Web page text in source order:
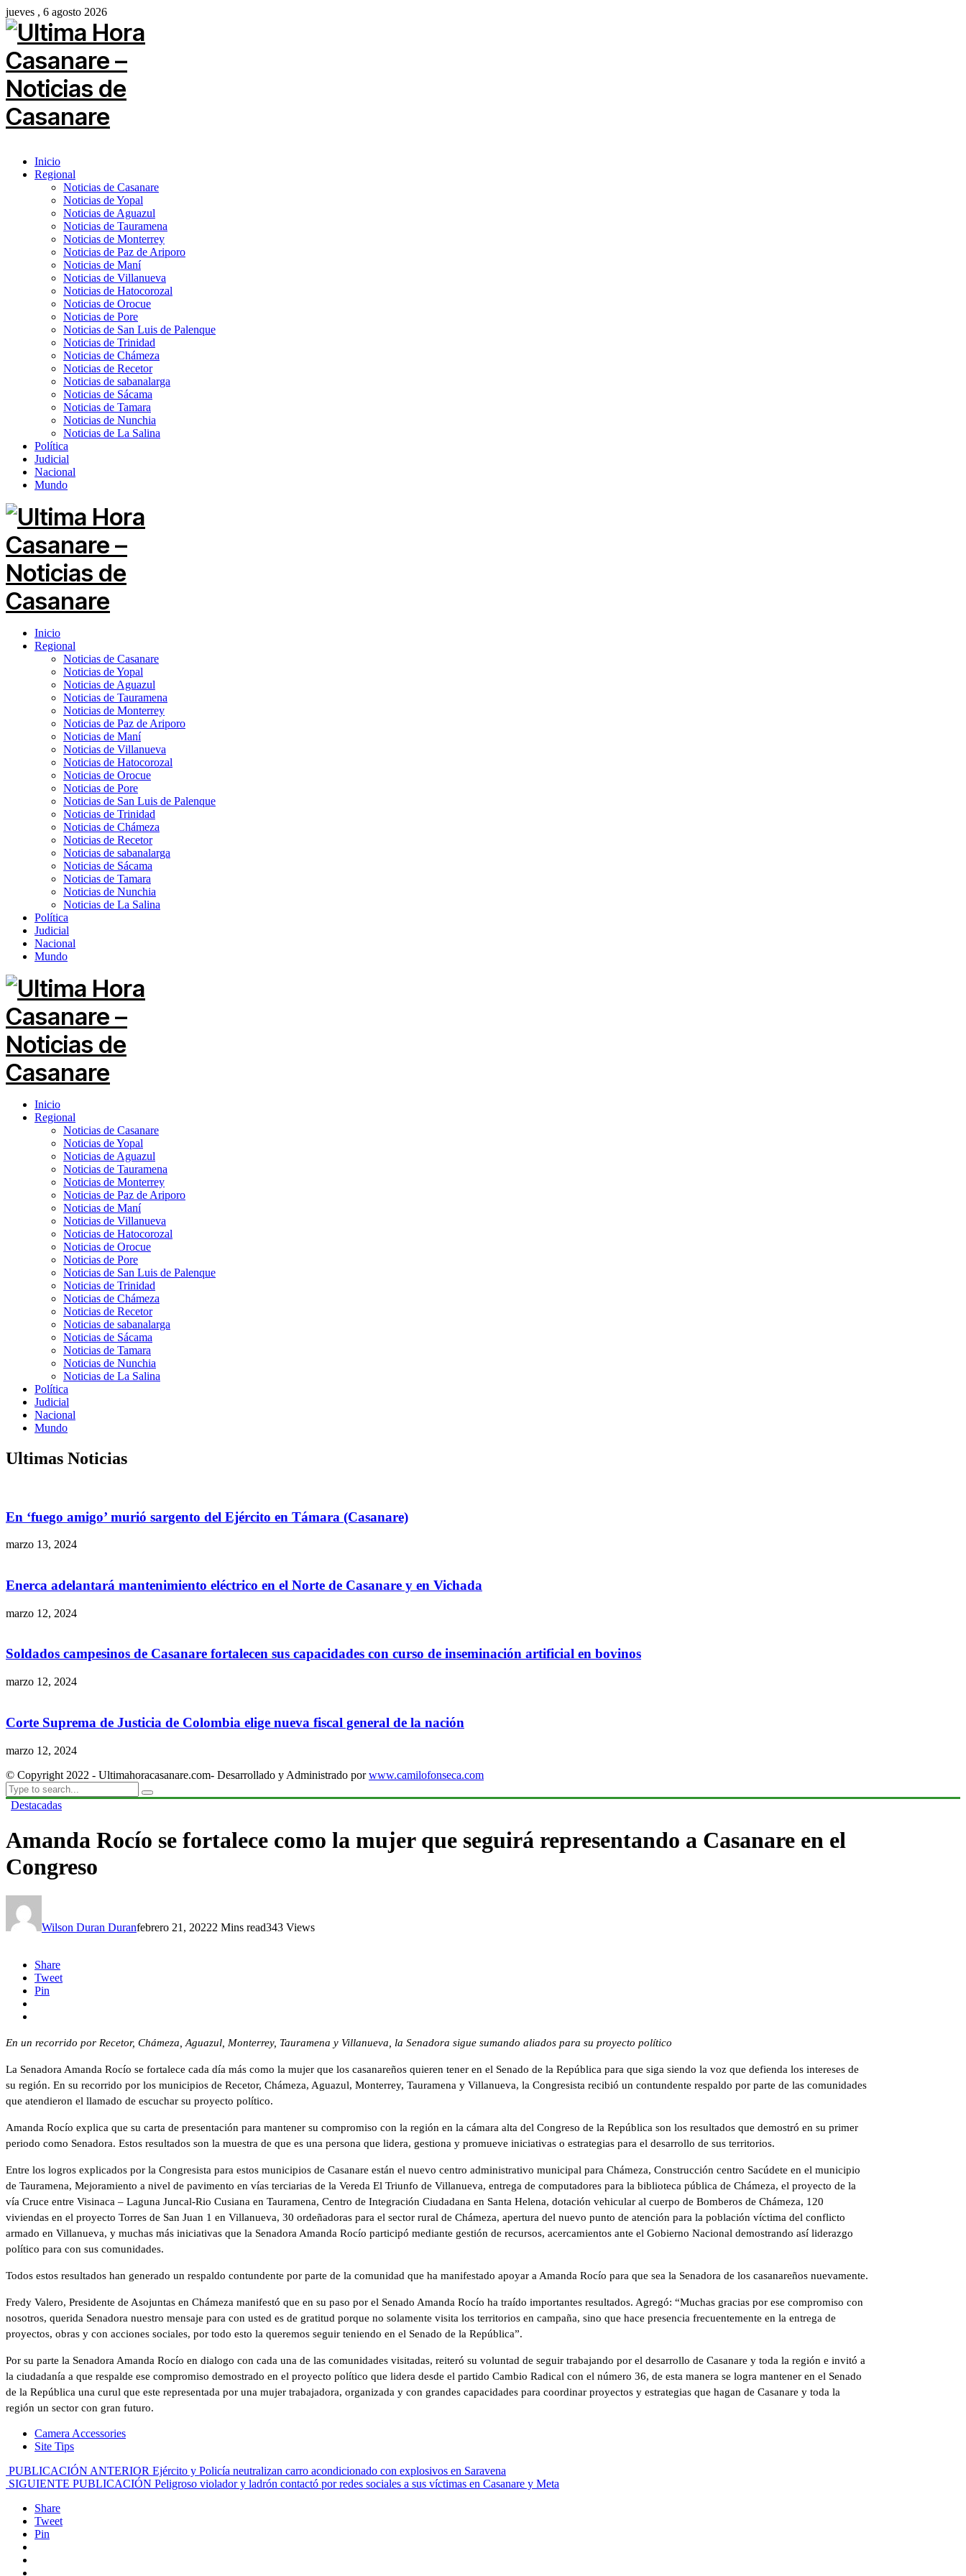
jueves , 6 agosto 2026
Inicio
Regional
Noticias de Casanare
Noticias de Yopal
Noticias de Aguazul
Noticias de Tauramena
Noticias de Monterrey
Noticias de Paz de Ariporo
Noticias de Maní
Noticias de Villanueva
Noticias de Hatocorozal
Noticias de Orocue
Noticias de Pore
Noticias de San Luis de Palenque
Noticias de Trinidad
Noticias de Chámeza
Noticias de Recetor
Noticias de sabanalarga
Noticias de Sácama
Noticias de Tamara
Noticias de Nunchia
Noticias de La Salina
Política
Judicial
Nacional
Mundo
Inicio
Regional
Noticias de Casanare
Noticias de Yopal
Noticias de Aguazul
Noticias de Tauramena
Noticias de Monterrey
Noticias de Paz de Ariporo
Noticias de Maní
Noticias de Villanueva
Noticias de Hatocorozal
Noticias de Orocue
Noticias de Pore
Noticias de San Luis de Palenque
Noticias de Trinidad
Noticias de Chámeza
Noticias de Recetor
Noticias de sabanalarga
Noticias de Sácama
Noticias de Tamara
Noticias de Nunchia
Noticias de La Salina
Política
Judicial
Nacional
Mundo
Inicio
Regional
Noticias de Casanare
Noticias de Yopal
Noticias de Aguazul
Noticias de Tauramena
Noticias de Monterrey
Noticias de Paz de Ariporo
Noticias de Maní
Noticias de Villanueva
Noticias de Hatocorozal
Noticias de Orocue
Noticias de Pore
Noticias de San Luis de Palenque
Noticias de Trinidad
Noticias de Chámeza
Noticias de Recetor
Noticias de sabanalarga
Noticias de Sácama
Noticias de Tamara
Noticias de Nunchia
Noticias de La Salina
Política
Judicial
Nacional
Mundo
Ultimas Noticias
En ‘fuego amigo’ murió sargento del Ejército en Támara (Casanare)
marzo 13, 2024
Enerca adelantará mantenimiento eléctrico en el Norte de Casanare y en Vichada
marzo 12, 2024
Soldados campesinos de Casanare fortalecen sus capacidades con curso de inseminación artificial en bovinos
marzo 12, 2024
Corte Suprema de Justicia de Colombia elige nueva fiscal general de la nación
marzo 12, 2024
© Copyright 2022 - Ultimahoracasanare.com- Desarrollado y Administrado porwww.camilofonseca.com
Destacadas
Amanda Rocío se fortalece como la mujer que seguirá representando a Casanare en el
Congreso
Wilson Duran Duranfebrero 21, 20222 Mins read343 Views
Share
Tweet
Pin
En un recorrido por Recetor, Chámeza, Aguazul, Monterrey, Tauramena y Villanueva, la Senadora sigue sumando aliados para su proyecto político
La Senadora Amanda Rocío se fortalece cada día más como la mujer que los casanareños quieren tener en el Senado de la República para que siga siendo la voz que defienda los intereses de
su región. En su recorrido por los municipios de Recetor, Chámeza, Aguazul, Monterrey, Tauramena y Villanueva, la Congresista recibió un contundente respaldo por parte de las comunidades
que atendieron el llamado de escuchar su proyecto político.
Amanda Rocío explica que su carta de presentación para mantener su compromiso con la región en la cámara alta del Congreso de la República son los resultados que demostró en su primer
periodo como Senadora. Estos resultados son la muestra de que es una persona que lidera, gestiona y promueve iniciativas o estrategias para el desarrollo de sus territorios.
Entre los logros explicados por la Congresista para estos municipios de Casanare están el nuevo centro administrativo municipal para Chámeza, Construcción centro Sacúdete en el municipio
de Tauramena, Mejoramiento a nivel de pavimento en vías terciarias de la Vereda El Triunfo de Villanueva, entrega de computadores para la biblioteca pública de Chámeza, el proyecto de la
vía Cruce entre Visinaca – Laguna Juncal-Rio Cusiana en Tauramena, Centro de Integración Ciudadana en Santa Helena, dotación vehicular al cuerpo de Bomberos de Chámeza, 120
viviendas en el proyecto Torres de San Juan 1 en Villanueva, 30 ordeñadoras para el sector rural de Chámeza, apertura del nuevo punto de atención para la población víctima del conflicto
armado en Villanueva, y muchas más iniciativas que la Senadora Amanda Rocío participó mediante gestión de recursos, acercamientos ante el Gobierno Nacional demostrando así liderazgo
político para con sus comunidades.
Todos estos resultados han generado un respaldo contundente por parte de la comunidad que ha manifestado apoyar a Amanda Rocío para que sea la Senadora de los casanareños nuevamente.
Fredy Valero, Presidente de Asojuntas en Chámeza manifestó que en su paso por el Senado Amanda Rocío ha traído importantes resultados. Agregó: “Muchas gracias por ese compromiso con
nosotros, querida Senadora nuestro mensaje para con usted es de gratitud porque no solamente visita los territorios en campaña, sino que hace presencia frecuentemente en la entrega de
proyectos, obras y con acciones sociales, por todo esto la queremos seguir teniendo en el Senado de la República”.
Por su parte la Senadora Amanda Rocío en dialogo con cada una de las comunidades visitadas, reiteró su voluntad de seguir trabajando por el desarrollo de Casanare y toda la región e invitó a
la ciudadanía a que respalde ese compromiso demostrado en el proyecto político que lidera desde el partido Cambio Radical con el número 36, de esta manera se logra mantener en el Senado
de la República una curul que este representada por una mujer trabajadora, organizada y con grandes capacidades para coordinar proyectos y estrategias que hagan de Casanare y toda la
región un sector con gran futuro.
Camera Accessories
Site Tips
PUBLICACIÓN ANTERIOR Ejército y Policía neutralizan carro acondicionado con explosivos en Saravena
SIGUIENTE PUBLICACIÓN Peligroso violador y ladrón contactó por redes sociales a sus víctimas en Casanare y Meta
Share
Tweet
Pin